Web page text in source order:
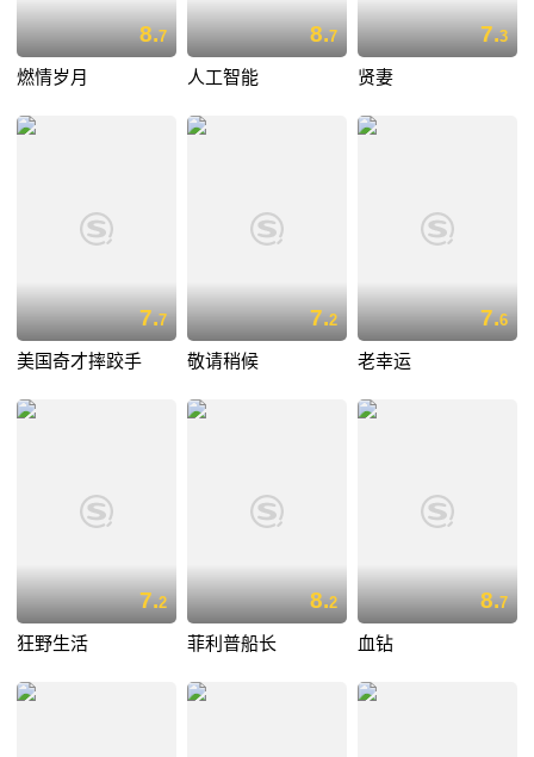
8.7
燃情岁月
8.7
人工智能
7.3
贤妻
7.7
美国奇才摔跤手
7.2
敬请稍候
7.6
老幸运
7.2
狂野生活
8.2
菲利普船长
8.7
血钻